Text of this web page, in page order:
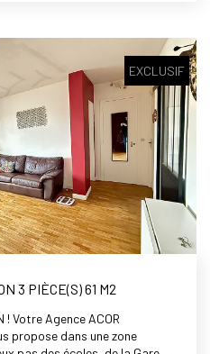
et en double exposition? Il
un box en supplément
EXCLUSIF
3 PIÈCE(S) 61 M2
! Votre Agence ACOR
propose dans une zone